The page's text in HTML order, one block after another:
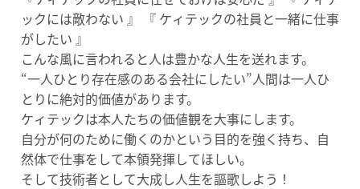
ックには敵わない 』 『 ケィテックの社員と一緒に仕事
がしたい 』
こんな風に言われると人は豊かな人生を送れます。
“一人ひとり存在感のある会社にしたい”人間は一人ひ
とり に絶対的価値があります。
ケィテックは本人たちの価値観を大事にします。
自分が何のために働くのかという目的を強く持ち、自
然体で仕事をして本領発揮してほしい。
そして技術者として大成し人生を謳歌しよう！